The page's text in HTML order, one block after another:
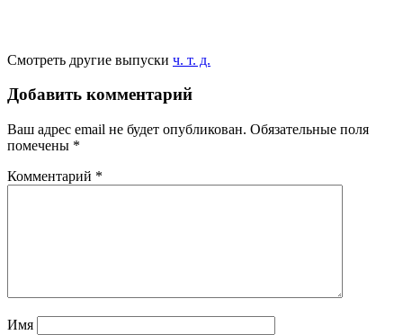
Смотреть другие выпуски ч. т. д.
Добавить комментарий
Ваш адрес email не будет опубликован. Обязательные поля
помечены *
Комментарий *
Имя